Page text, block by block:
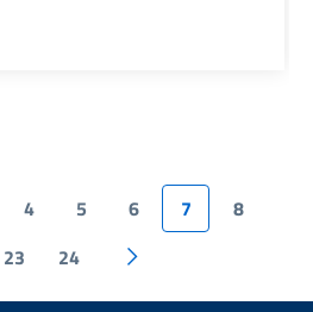
4 5 6 7
8
23 24